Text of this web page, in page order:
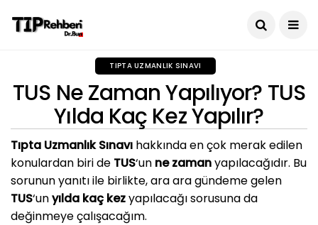
TIPTA UZMANLIK SINAVI
TUS Ne Zaman Yapılıyor? TUS
Yılda Kaç Kez Yapılır?
Tıpta Uzmanlık Sınavı hakkında en çok merak edilen
konulardan biri de TUS‘un ne zamanyapılacağıdır. Bu
sorunun yanıtı ile birlikte, ara ara gündeme gelen
TUS‘unyılda kaç kezyapılacağı sorusuna da
değinmeye çalışacağım.